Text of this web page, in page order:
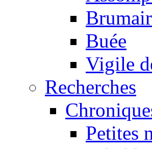
Buée
Vigile
Recherches
Petites